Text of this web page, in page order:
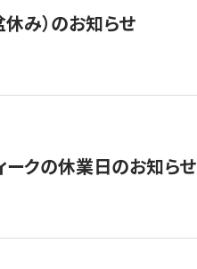
み）のお知らせ
ークの休業日のお知らせ